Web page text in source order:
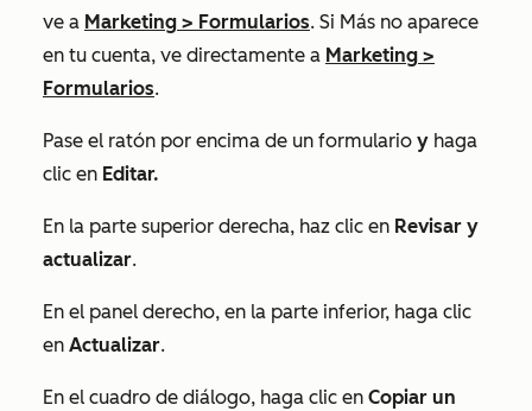
ve a Marketing > Formularios. Si Más no aparece
en tu cuenta, ve directamente a Marketing >
Formularios.
Pase el ratón por encima de un formulario y haga
clic en Editar.
En la parte superior derecha, haz clic en Revisar y
actualizar.
En el panel derecho, en la parte inferior, haga clic
en Actualizar.
En el cuadro de diálogo, haga clic en Copiar un